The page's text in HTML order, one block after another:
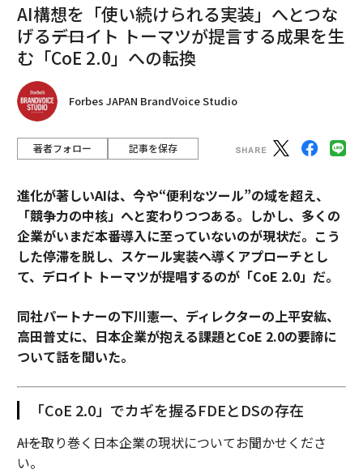
AI構想を「使い続けられる実装」へとつな
げる――デロイト トーマツが提言する成果を生
む「CoE 2.0」への転換
Forbes JAPAN BrandVoice Studio
著者フォロー 記事を保存
進化が著しいAIは、今や“便利なツール”の域を超え、
「競争力の中核」へと変わりつつある。しかし、多くの
企業がいまだ本番導入に至っていないのが現状だ。こう
した停滞を脱し、スケール実装へ導くアプローチとし
て、デロイト トーマツが提唱するのが「CoE 2.0」だ。
同社パートナーの下川憲一、ディレクターの上平安紘、
高田普丈に、日本企業が抱える課題とCoE 2.0の要諦に
ついて話を聞いた。
「CoE 2.0」でカギを握るFDEとDSの存在
――AIを取り巻く日本企業の現状についてお聞かせくださ
い。